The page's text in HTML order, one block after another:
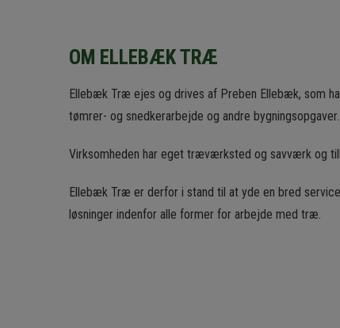
OM ELLEBÆK TRÆ
Ellebæk Træ ejes og drives af Preben Ellebæk, som
tømrer- og snedkerarbejde og andre bygningsopgaver.
Virksomheden har eget træværksted og savværk og
Ellebæk Træ er derfor i stand til at yde en bred
løsninger indenfor alle former for arbejde med træ.